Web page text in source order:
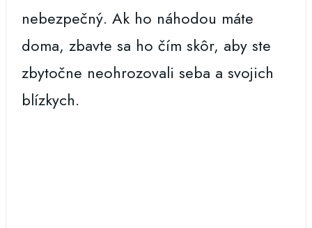
nebezpečný. Ak ho náhodou máte
doma, zbavte sa ho čím skôr, aby ste
zbytočne neohrozovali seba a svojich
blízkych.